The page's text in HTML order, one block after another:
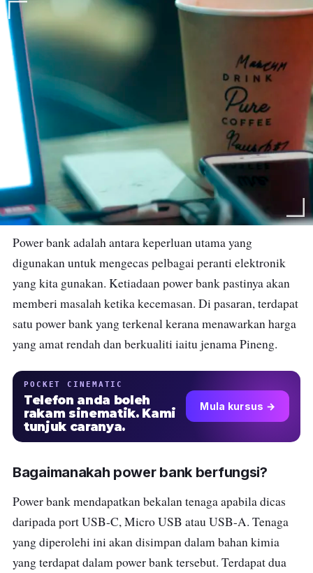
Power bank adalah antara keperluan utama yang
digunakan untuk mengecas pelbagai peranti elektronik
yang kita gunakan. Ketiadaan power bank pastinya akan
memberi masalah ketika kecemasan. Di pasaran, terdapat
satu power bank yang terkenal kerana menawarkan harga
yang amat rendah dan berkualiti iaitu jenama Pineng.
POCKET CINEMATIC
Telefon anda boleh
rakam sinematik. Kami
tunjuk caranya.
Mula kursus →
Bagaimanakah power bank berfungsi?
Power bank mendapatkan bekalan tenaga apabila dicas
daripada port USB-C, Micro USB atau USB-A. Tenaga
yang diperolehi ini akan disimpan dalam bahan kimia
yang terdapat dalam power bank tersebut. Terdapat dua